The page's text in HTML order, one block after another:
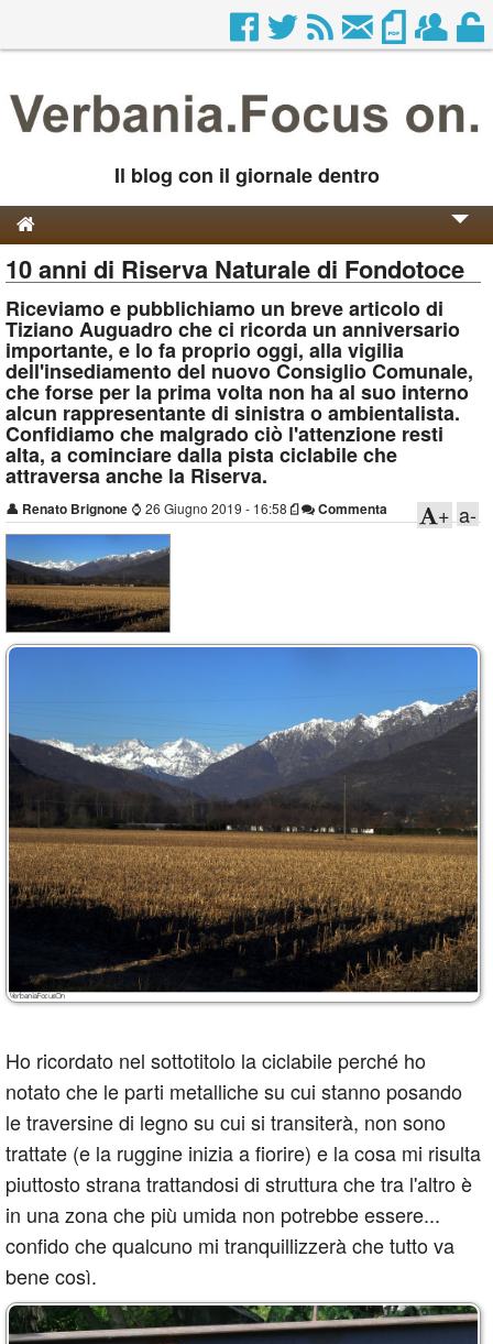
Il blog con il giornale dentro
Genesi e Storia
Contatti
10 anni di Riserva Naturale di Fondotoce
Riceviamo e pubblichiamo un breve articolo di
Tiziano Auguadro che ci ricorda un anniversario
importante, e lo fa proprio oggi, alla vigilia
dell'insediamento del nuovo Consiglio Comunale,
che forse per la prima volta non ha al suo interno
alcun rappresentante di sinistra o ambientalista.
Confidiamo che malgrado ciò l'attenzione resti
alta, a cominciare dalla pista ciclabile che
attraversa anche la Riserva.
👤 Renato Brignone ⌚ 26 Giugno 2019 - 16:58 Commenta a-
+
Ho ricordato nel sottotitolo la ciclabile perché ho
notato che le parti metalliche su cui stanno posando
le traversine di legno su cui si transiterà, non sono
trattate (e la ruggine inizia a fiorire) e la cosa mi risulta
piuttosto strana trattandosi di struttura che tra l'altro è
in una zona che più umida non potrebbe essere...
confido che qualcuno mi tranquillizzerà che tutto va
bene così.